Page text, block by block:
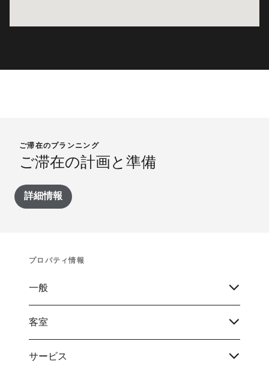
ご滞在のプランニング
ご滞在の計画と準備
詳細情報
プロパティ情報
一般
客室
サービス